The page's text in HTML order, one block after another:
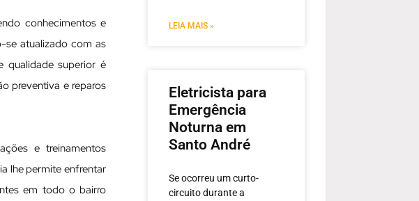
conhecimentos e
se atualizado com as
qualidade superior é
preventiva e reparos
e treinamentos
lhe permite enfrentar
em todo o bairro
LEIA MAIS »
Eletricista para
Emergência
Noturna em
Santo André
Se ocorreu um curto-
circuito durante a